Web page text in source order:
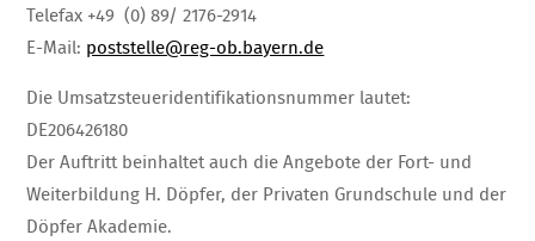
Telefax +49 (0) 89/ 2176-2914
E-Mail: poststelle@reg-ob.bayern.de
Die Umsatzsteueridentifikationsnummer lautet:
DE206426180
Der Auftritt beinhaltet auch die Angebote der Fort- und
Weiterbildung H. Döpfer, der Privaten Grundschule und der
Döpfer Akademie.